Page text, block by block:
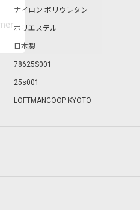
ナイロン ポリウレタン
ポリエステル
日本製
78625S001
25s001
LOFTMANCOOP KYOTO